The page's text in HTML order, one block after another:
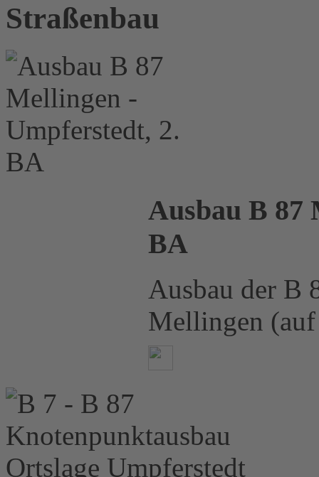
Straßenbau
Ausbau B 87
BA
Ausbau der B
Mellingen